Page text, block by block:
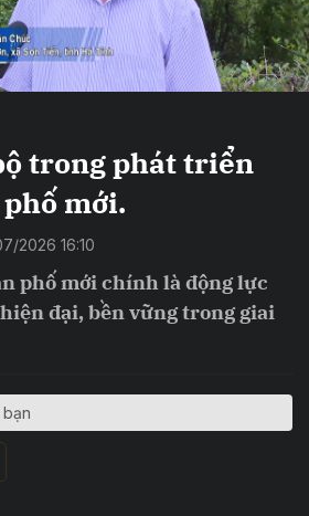
trong phát triển
mới.
2026 16:10
phố mới chính là động lực
đại, bền vững trong giai